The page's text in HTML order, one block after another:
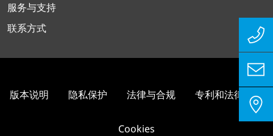
服务与支持
联系方式
版本说明 隐私保护 法律与合规 专利和法律信息
Cookies